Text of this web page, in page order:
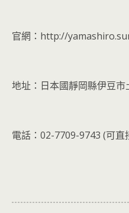
官網：http://
地址：日本國靜岡縣伊豆市
電話：02-7709-9743 (可直